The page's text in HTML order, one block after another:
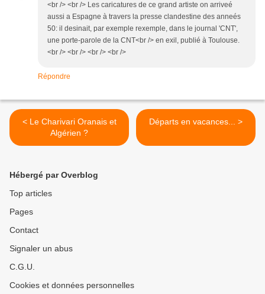
<br /> <br /> Les caricatures de ce grand artiste on arriveé
aussi a Espagne à travers la presse clandestine des anneés
50: il desinait, par exemple rexemple, dans le journal 'CNT',
une porte-parole de la CNT<br /> en exil, publié à Toulouse.
<br /> <br /> <br /> <br />
Répondre
< Le Charivari Oranais et
Algérien ?
Départs en vacances... >
Hébergé par Overblog
Top articles
Pages
Contact
Signaler un abus
C.G.U.
Cookies et données personnelles